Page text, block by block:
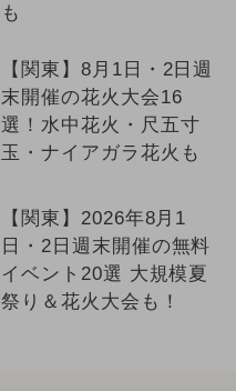
も
【関東】8月1日・2日週
末開催の花火大会16
選！水中花火・尺五寸
玉・ナイアガラ花火も
【関東】2026年8月1
日・2日週末開催の無料
イベント20選 大規模夏
祭り＆花火大会も！